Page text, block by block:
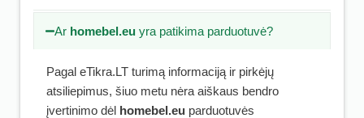
Ar homebel.eu yra patikima parduotuvė?
Pagal eTikra.LT turimą informaciją ir pirkėjų
atsiliepimus, šiuo metu nėra aiškaus bendro
įvertinimo dėl homebel.eu parduotuvės